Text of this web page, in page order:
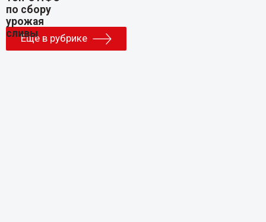
Еще в рубрике